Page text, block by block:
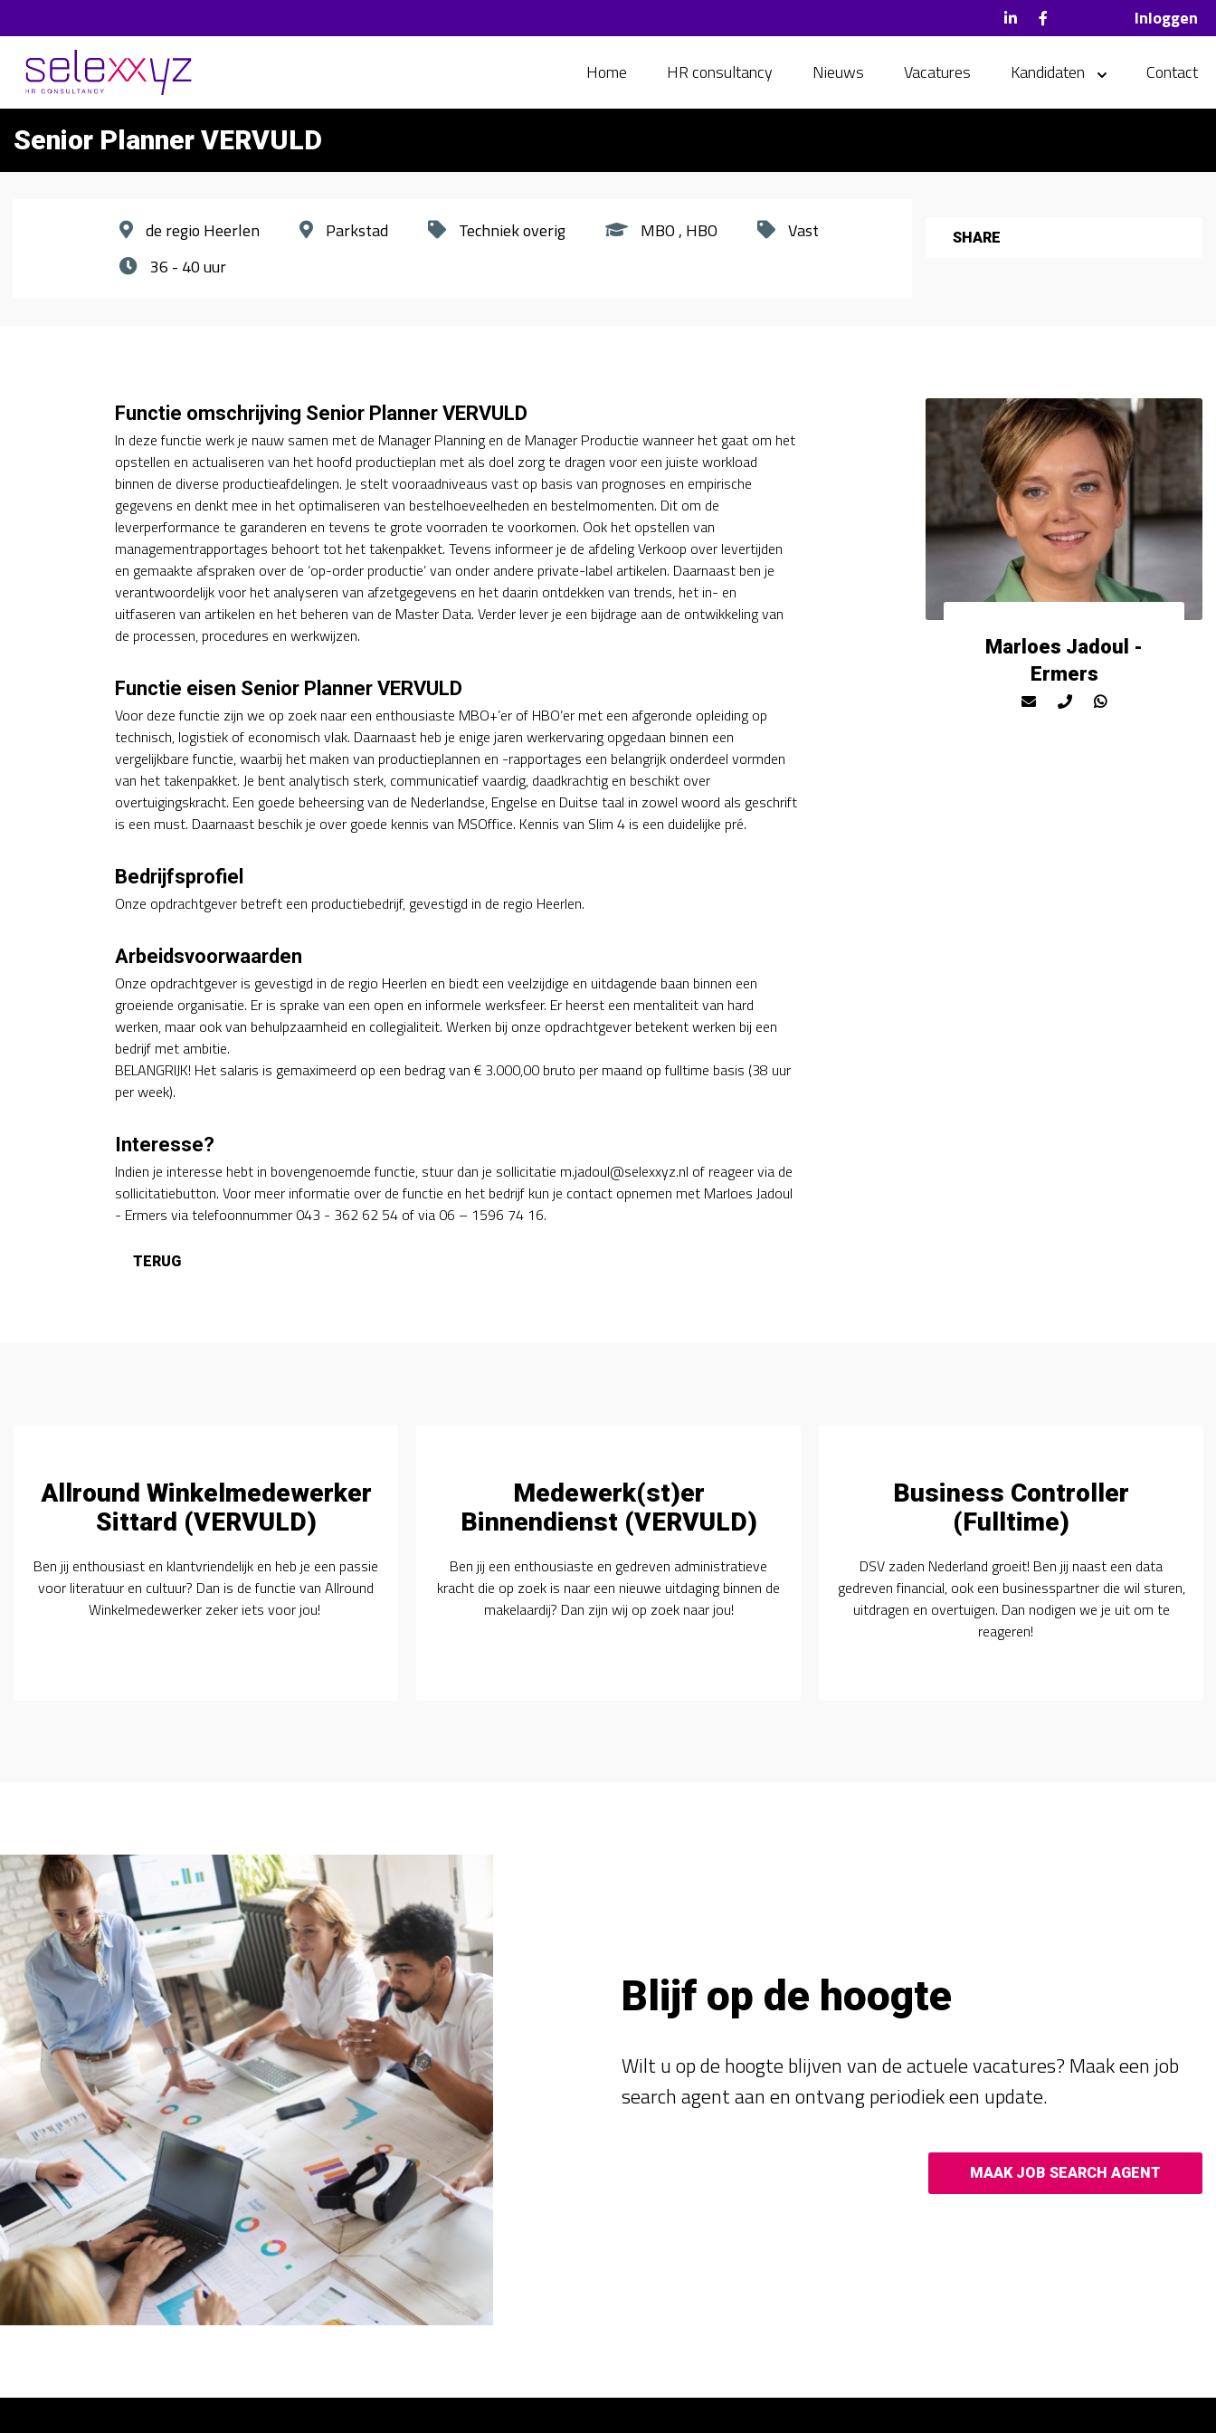
Inloggen
Home HR consultancy Nieuws Vacatures Kandidaten Contact
Senior Planner VERVULD
de regio Heerlen Parkstad Techniek overig MBO HBO
Vast
36 - 40 uur
SHARE
Functie omschrijving Senior Planner VERVULD
In deze functie werk je nauw samen met de Manager Planning en de Manager Productie wanneer het gaat om het
opstellen en actualiseren van het hoofd productieplan met als doel zorg te dragen voor een juiste workload
binnen de diverse productieafdelingen. Je stelt vooraadniveaus vast op basis van prognoses en empirische
gegevens en denkt mee in het optimaliseren van bestelhoeveelheden en bestelmomenten. Dit om de
leverperformance te garanderen en tevens te grote voorraden te voorkomen. Ook het opstellen van
managementrapportages behoort tot het takenpakket. Tevens informeer je de afdeling Verkoop over levertijden
en gemaakte afspraken over de ‘op-order productie’ van onder andere private-label artikelen. Daarnaast ben je
verantwoordelijk voor het analyseren van afzetgegevens en het daarin ontdekken van trends, het in- en
uitfaseren van artikelen en het beheren van de Master Data. Verder lever je een bijdrage aan de ontwikkeling van
de processen, procedures en werkwijzen.
Functie eisen Senior Planner VERVULD
Voor deze functie zijn we op zoek naar een enthousiaste MBO+’er of HBO’er met een afgeronde opleiding op
technisch, logistiek of economisch vlak. Daarnaast heb je enige jaren werkervaring opgedaan binnen een
vergelijkbare functie, waarbij het maken van productieplannen en -rapportages een belangrijk onderdeel vormden
van het takenpakket. Je bent analytisch sterk, communicatief vaardig, daadkrachtig en beschikt over
overtuigingskracht. Een goede beheersing van de Nederlandse, Engelse en Duitse taal in zowel woord als geschrift
is een must. Daarnaast beschik je over goede kennis van MSOffice. Kennis van Slim 4 is een duidelijke pré.
Bedrijfsprofiel
Onze opdrachtgever betreft een productiebedrijf, gevestigd in de regio Heerlen.
Arbeidsvoorwaarden
Onze opdrachtgever is gevestigd in de regio Heerlen en biedt een veelzijdige en uitdagende baan binnen een
groeiende organisatie. Er is sprake van een open en informele werksfeer. Er heerst een mentaliteit van hard
werken, maar ook van behulpzaamheid en collegialiteit. Werken bij onze opdrachtgever betekent werken bij een
bedrijf met ambitie.
BELANGRIJK! Het salaris is gemaximeerd op een bedrag van € 3.000,00 bruto per maand op fulltime basis (38 uur
per week).
Interesse?
Indien je interesse hebt in bovengenoemde functie, stuur dan je sollicitatie m.jadoul@selexxyz.nl of reageer via de
sollicitatiebutton. Voor meer informatie over de functie en het bedrijf kun je contact opnemen met Marloes Jadoul
- Ermers via telefoonnummer 043 - 362 62 54 of via 06 – 1596 74 16.
Marloes Jadoul -
Ermers
Allround Winkelmedewerker
Sittard (VERVULD)
Ben jij enthousiast en klantvriendelijk en heb je een passie
voor literatuur en cultuur? Dan is de functie van Allround
Winkelmedewerker zeker iets voor jou!
Medewerk(st)er
Binnendienst (VERVULD)
Ben jij een enthousiaste en gedreven administratieve
kracht die op zoek is naar een nieuwe uitdaging binnen de
makelaardij? Dan zijn wij op zoek naar jou!
Business Controller
(Fulltime)
DSV zaden Nederland groeit! Ben jij naast een data
gedreven financial, ook een businesspartner die wil sturen,
uitdragen en overtuigen. Dan nodigen we je uit om te
reageren!
Blijf op de hoogte
Wilt u op de hoogte blijven van de actuele vacatures? Maak een job
search agent aan en ontvang periodiek een update.
MAAK JOB SEARCH AGENT